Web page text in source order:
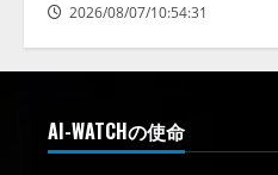
2026/08/07/10:54:31
AI-WATCHの使命